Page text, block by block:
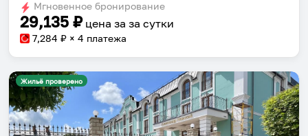
Мгновенное бронирование
29,135 ₽ цена за за сутки
7,284 ₽ × 4 платежа
Жильё проверено